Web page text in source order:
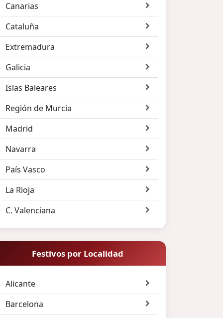
Canarias
Cataluña
Extremadura
Galicia
Islas Baleares
Región de Murcia
Madrid
Navarra
País Vasco
La Rioja
C. Valenciana
Festivos por Localidad
Alicante
Barcelona